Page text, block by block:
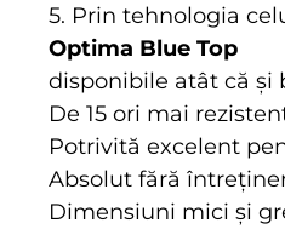
5. Prin tehnologia
Optima Blue Top
disponibile atât că și
De 15 ori mai
Potrivită excelent
Absolut fără
Dimensiuni mici și